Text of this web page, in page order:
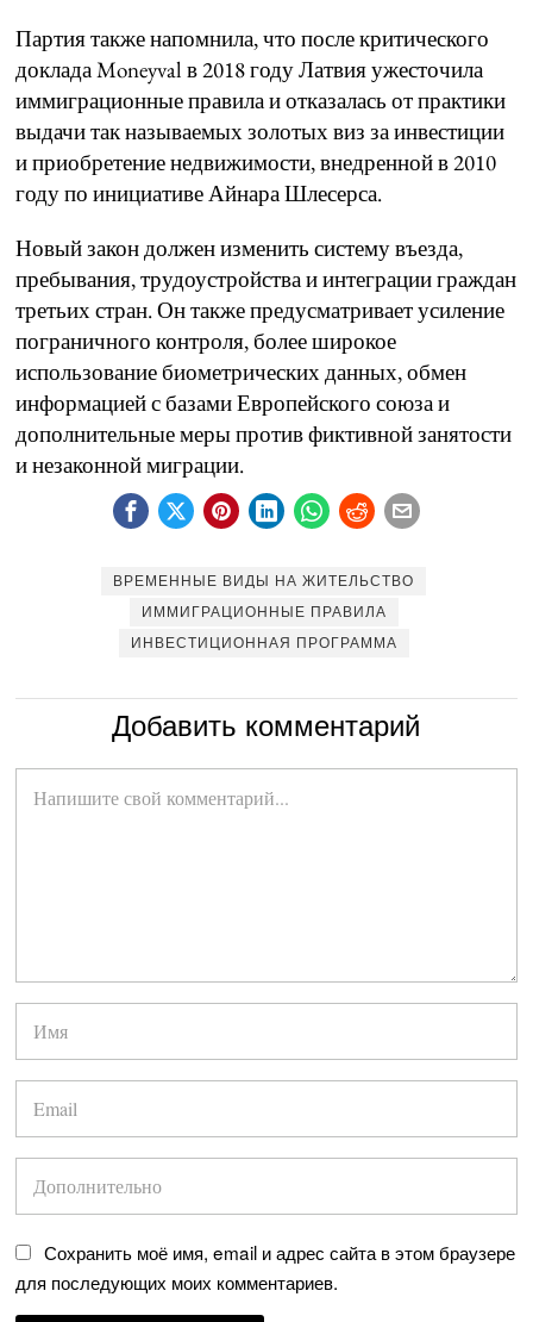
Партия также напомнила, что после критического
доклада Moneyval в 2018 году Латвия ужесточила
иммиграционные правила и отказалась от практики
выдачи так называемых золотых виз за инвестиции
и приобретение недвижимости, внедренной в 2010
году по инициативе Айнара Шлесерса.
Новый закон должен изменить систему въезда,
пребывания, трудоустройства и интеграции граждан
третьих стран. Он также предусматривает усиление
пограничного контроля, более широкое
использование биометрических данных, обмен
информацией с базами Европейского союза и
дополнительные меры против фиктивной занятости
и незаконной миграции.
ВРЕМЕННЫЕ ВИДЫ НА ЖИТЕЛЬСТВО
ИММИГРАЦИОННЫЕ ПРАВИЛА
ИНВЕСТИЦИОННАЯ ПРОГРАММА
Добавить комментарий
Сохранить моё имя, email и адрес сайта в этом браузере
для последующих моих комментариев.